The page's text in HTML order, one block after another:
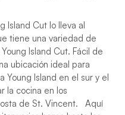
Island Cut lo lleva al
tiene una variedad de
Island Cut. Fácil de
ubicación ideal para
Young Island en el sur y el
la cocina en los
de St. Vincent. Aquí